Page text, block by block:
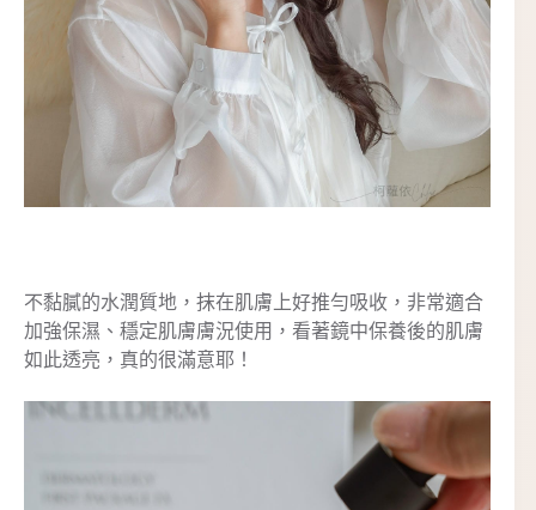
不黏膩的水潤質地，抹在肌膚上好推勻吸收，非常適合
加強保濕、穩定肌膚膚況使用，看著鏡中保養後的肌膚
如此透亮，真的很滿意耶！